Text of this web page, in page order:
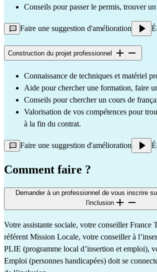
Conseils pour passer le permis, trouver
Faire une suggestion d'amélioration
Construction du projet professionnel
Connaissance de techniques et matériel
Aide pour chercher une formation, faire
Conseils pour chercher un cours de
Valorisation de vos compétences pour
à la fin du contrat.
Faire une suggestion d'amélioration
Comment faire ?
Demander à un professionnel de vous inscrire
l'inclusion
Votre assistante sociale, votre conseiller France
référent Mission Locale, votre conseiller à
PLIE (programme local d’insertion et emploi),
Emploi (personnes handicapées) doit se